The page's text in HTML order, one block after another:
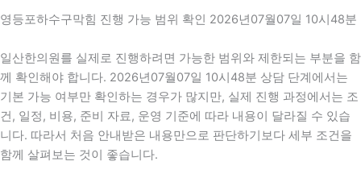
영등포하수구막힘 진행 가능 범위 확인 2026년07월07일 10시48분
일산한의원를 실제로 진행하려면 가능한 범위와 제한되는 부분을 함
께 확인해야 합니다. 2026년07월07일 10시48분 상담 단계에서는
기본 가능 여부만 확인하는 경우가 많지만, 실제 진행 과정에서는 조
건, 일정, 비용, 준비 자료, 운영 기준에 따라 내용이 달라질 수 있습
니다. 따라서 처음 안내받은 내용만으로 판단하기보다 세부 조건을
함께 살펴보는 것이 좋습니다.